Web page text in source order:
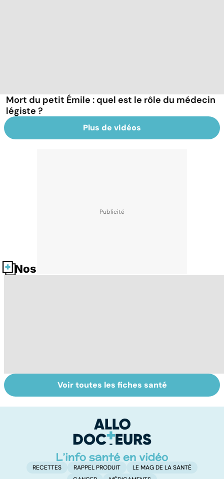
Mort du petit Émile : quel est le rôle du médecin
légiste ?
Plus de vidéos
Nos fiches santé
Faire du sport à
domicile, c'est
Don de gamètes :
le pour et le
levée de
l'anonymat
Voir toutes les fiches santé
RECETTES RAPPEL PRODUIT
LE MAG DE LA SANTÉ